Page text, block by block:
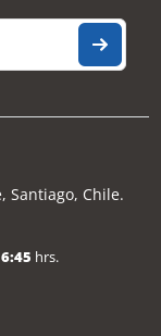
Santiago, Chile.
hrs.